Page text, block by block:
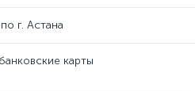
г. Астана
карты